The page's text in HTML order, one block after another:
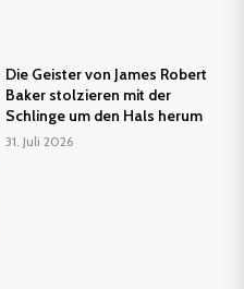
Die Geister von James Robert
Baker stolzieren mit der
Schlinge um den Hals herum
31. Juli 2026